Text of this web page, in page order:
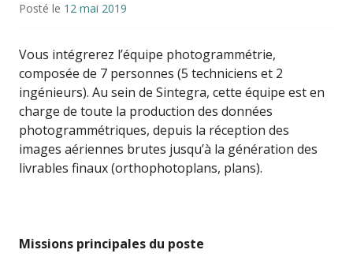
Posté le 12 mai 2019
Vous intégrerez l’équipe photogrammétrie,
composée de 7 personnes (5 techniciens et 2
ingénieurs). Au sein de Sintegra, cette équipe est en
charge de toute la production des données
photogrammétriques, depuis la réception des
images aériennes brutes jusqu’à la génération des
livrables finaux (orthophotoplans, plans).
Missions principales du poste